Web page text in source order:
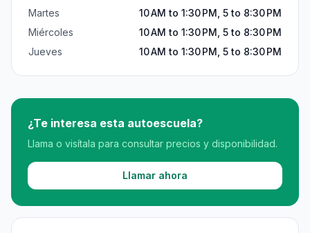
Martes
10 AM to 1:30 PM, 5 to 8:30 PM
Miércoles
10 AM to 1:30 PM, 5 to 8:30 PM
Jueves
10 AM to 1:30 PM, 5 to 8:30 PM
¿Te interesa esta autoescuela?
Llama o visítala para consultar precios y disponibilidad.
Llamar ahora